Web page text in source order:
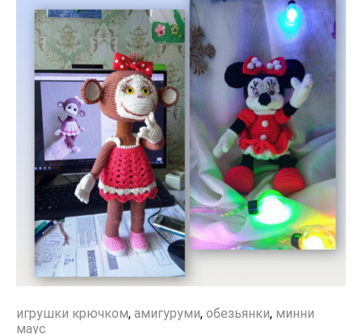
игрушки крючком, амигуруми, обезьянки, минни
маус